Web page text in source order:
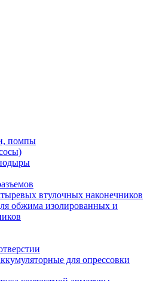
помпы
втулочных наконечников
обжима изолированных и
для опрессовки